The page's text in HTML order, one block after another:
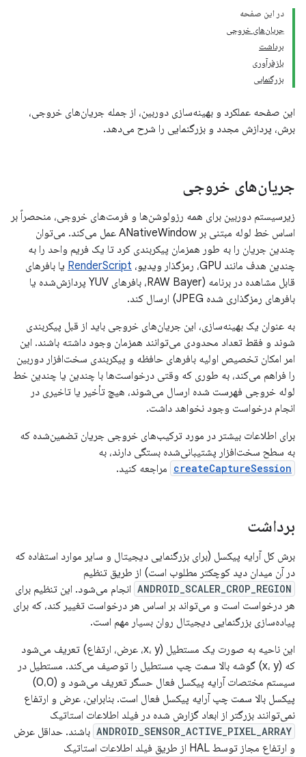
در این صفحه
جریان‌های خروجی
برداشت
بازفرآوری
بزرگنمایی
این صفحه عملکرد و بهینه‌سازی دوربین، از جمله جریان‌های خروجی،
برش، پردازش مجدد و بزرگنمایی را شرح می‌دهد.
جریان‌های خروجی
زیرسیستم دوربین برای همه رزولوشن‌ها و فرمت‌های خروجی، منحصراً بر
اساس خط لوله مبتنی بر ANativeWindow عمل می‌کند. می‌توان
چندین جریان را به طور همزمان پیکربندی کرد تا یک فریم واحد را به
چندین هدف مانند GPU، رمزگذار ویدیو،
RenderScript یا بافرهای
قابل مشاهده در برنامه (RAW Bayer، بافرهای YUV پردازش‌شده یا
بافرهای رمزگذاری شده JPEG) ارسال کند.
به عنوان یک بهینه‌سازی، این جریان‌های خروجی باید از قبل پیکربندی
شوند و فقط تعداد محدودی می‌توانند همزمان وجود داشته باشند. این
امر امکان تخصیص اولیه بافرهای حافظه و پیکربندی سخت‌افزار دوربین
را فراهم می‌کند، به طوری که وقتی درخواست‌ها با چندین یا چندین خط
لوله خروجی فهرست شده ارسال می‌شوند، هیچ تأخیر یا تاخیری در
انجام درخواست وجود نخواهد داشت.
برای اطلاعات بیشتر در مورد ترکیب‌های خروجی جریان تضمین‌شده که
به سطح سخت‌افزار پشتیبانی‌شده بستگی دارند، به
createCaptureSession مراجعه کنید.
برداشت
برش کل آرایه پیکسل (برای بزرگنمایی دیجیتال و سایر موارد استفاده که
در آن میدان دید کوچکتر مطلوب است) از طریق تنظیم
ANDROID_SCALER_CROP_REGION انجام می‌شود. این تنظیم برای
هر درخواست است و می‌تواند بر اساس هر درخواست تغییر کند، که برای
پیاده‌سازی بزرگنمایی دیجیتال روان بسیار مهم است.
این ناحیه به صورت یک مستطیل (x، y، عرض، ارتفاع) تعریف می‌شود
که (x، y) گوشه بالا سمت چپ مستطیل را توصیف می‌کند. مستطیل در
سیستم مختصات آرایه پیکسل فعال حسگر تعریف می‌شود و (0،0)
پیکسل بالا سمت چپ آرایه پیکسل فعال است. بنابراین، عرض و ارتفاع
نمی‌توانند بزرگتر از ابعاد گزارش شده در فیلد اطلاعات استاتیک
ANDROID_SENSOR_ACTIVE_PIXEL_ARRAY باشند. حداقل عرض
و ارتفاع مجاز توسط HAL از طریق فیلد اطلاعات استاتیک